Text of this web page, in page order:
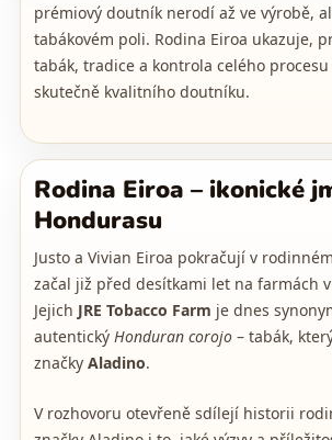
prémiový doutník nerodí až ve výrobě,
tabákovém poli. Rodina Eiroa ukazuje,
tabák, tradice a kontrola celého procesu
skutečně kvalitního doutníku.
Rodina Eiroa – ikonické
Hondurasu
Justo a Vivian Eiroa pokračují v
začal již před desítkami let na farmách
Jejich JRE Tobacco Farm je dnes
autentický Honduran corojo – tabák,
značky Aladino.
V rozhovoru otevřeně sdílejí historii